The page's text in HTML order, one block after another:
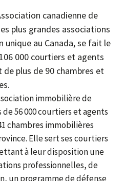
canadienne de
plus grandes associations
unique au Canada, se fait le
000 courtiers et agents
plus de 90 chambres et
immobilière de
56 000 courtiers et agents
chambres immobilières
Elle sert ses courtiers
à leur disposition une
professionnelles, de
un programme de défense